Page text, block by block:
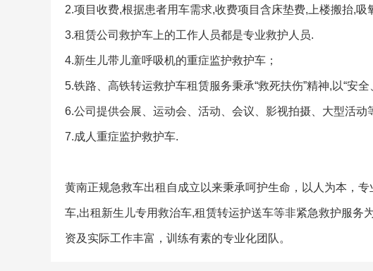
2.项目收费,根据患者用车需求,收费项目含床垫费,上楼搬抬,
3.租赁公司救护车上的工作人员都是专业救护人员.
4.新生儿带儿童呼吸机的重症监护救护车；
5.铁路、高铁转运救护车租赁服务秉承“救死扶伤”精神,以“安
6.公司提供会展、运动会、活动、会议、影视拍摄、大型活动
7.成人重症监护救护车.
黄南正规急救车出租自成立以来秉承呵护生命，以人为本，
车,出租新生儿专用救治车,租赁转运护送车等非紧急救护服务
资及实际工作丰富，训练有素的专业化团队。